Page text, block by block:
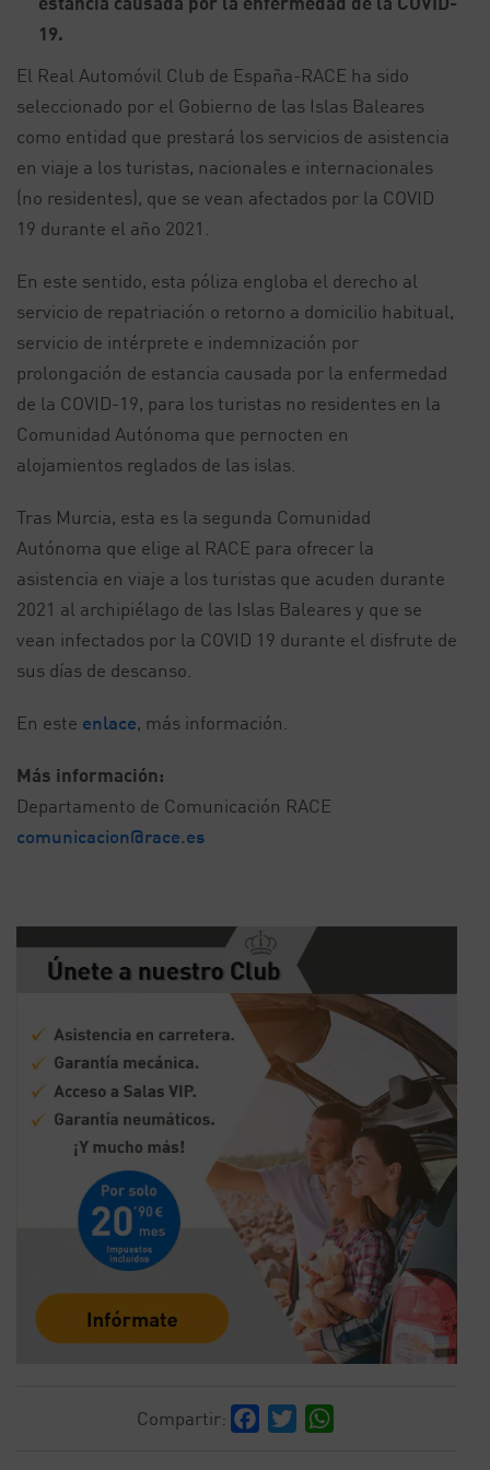
19.
El Real Automóvil Club de España-RACE ha sido
seleccionado por el Gobierno de las Islas Baleares
como entidad que prestará los servicios de asistencia
en viaje a los turistas, nacionales e internacionales
(no residentes), que se vean afectados por la COVID
19 durante el año 2021.
En este sentido, esta póliza engloba el derecho al
servicio de repatriación o retorno a domicilio habitual,
servicio de intérprete e indemnización por
prolongación de estancia causada por la enfermedad
de la COVID-19, para los turistas no residentes en la
Comunidad Autónoma que pernocten en
alojamientos reglados de las islas.
Tras Murcia, esta es la segunda Comunidad
Autónoma que elige al RACE para ofrecer la
asistencia en viaje a los turistas que acuden durante
2021 al archipiélago de las Islas Baleares y que se
vean infectados por la COVID 19 durante el disfrute de
sus días de descanso.
En este enlace, más información.
Más información:
Departamento de Comunicación RACE
comunicacion@race.es
Compartir: Facebook
Twitter